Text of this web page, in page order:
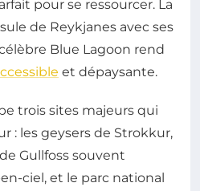
pour se ressourcer. La
de Reykjanes avec ses
Blue Lagoon rend
et dépaysante.
trois sites majeurs qui
: les geysers de Strokkur,
Gullfoss souvent
ciel, et le parc national